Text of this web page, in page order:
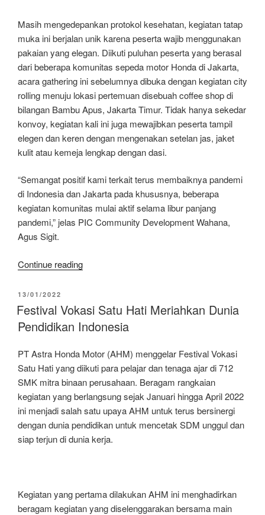
Masih mengedepankan protokol kesehatan, kegiatan tatap
muka ini berjalan unik karena peserta wajib menggunakan
pakaian yang elegan. Diikuti puluhan peserta yang berasal
dari beberapa komunitas sepeda motor Honda di Jakarta,
acara gathering ini sebelumnya dibuka dengan kegiatan city
rolling menuju lokasi pertemuan disebuah coffee shop di
bilangan Bambu Apus, Jakarta Timur. Tidak hanya sekedar
konvoy, kegiatan kali ini juga mewajibkan peserta tampil
elegen dan keren dengan mengenakan setelan jas, jaket
kulit atau kemeja lengkap dengan dasi.
“Semangat positif kami terkait terus membaiknya pandemi
di Indonesia dan Jakarta pada khususnya, beberapa
kegiatan komunitas mulai aktif selama libur panjang
pandemi,” jelas PIC Community Development Wahana,
Agus Sigit.
Continue reading“Perlahan
Honda
Mulai
Aktif
Kegiatan
Positif”
POSTED
ON
13/01/2022
Festival Vokasi Satu Hati Meriahkan Dunia
Pendidikan Indonesia
PT Astra Honda Motor (AHM) menggelar Festival Vokasi
Satu Hati yang diikuti para pelajar dan tenaga ajar di 712
SMK mitra binaan perusahaan. Beragam rangkaian
kegiatan yang berlangsung sejak Januari hingga April 2022
ini menjadi salah satu upaya AHM untuk terus bersinergi
dengan dunia pendidikan untuk mencetak SDM unggul dan
siap terjun di dunia kerja.
Kegiatan yang pertama dilakukan AHM ini menghadirkan
beragam kegiatan yang diselenggarakan bersama main